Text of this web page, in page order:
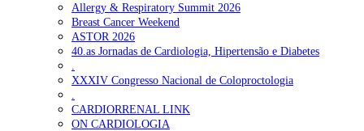
ULS de Coimbra estreia cirurgia endoscópica do ouvido com
apoio robótico em Portugal
Enfermeiros exigem esclarecimentos sobre eventual gestão
privada da ULS do Algarve 7 de Agosto, 2026
Ordem dos Médicos alerta para riscos no novo sistema de acesso
a consultas e cirurgias 7 de Agosto, 2026
Allergy & Respiratory Summit 2026
Breast Cancer Weekend
ASTOR 2026
40.as Jornadas de Cardiologia, Hipertensão e Diabetes
.
XXXIV Congresso Nacional de Coloproctologia
.
CARDIORRENAL LINK
ON CARDIOLOGIA